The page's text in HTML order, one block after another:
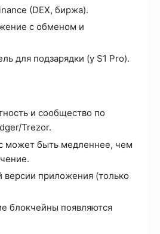
(DEX, биржа).
с обменом и
для подзарядки (у S1 Pro).
и сообщество по
Trezor.
может быть медленнее, чем
версии приложения (только
блокчейны появляются